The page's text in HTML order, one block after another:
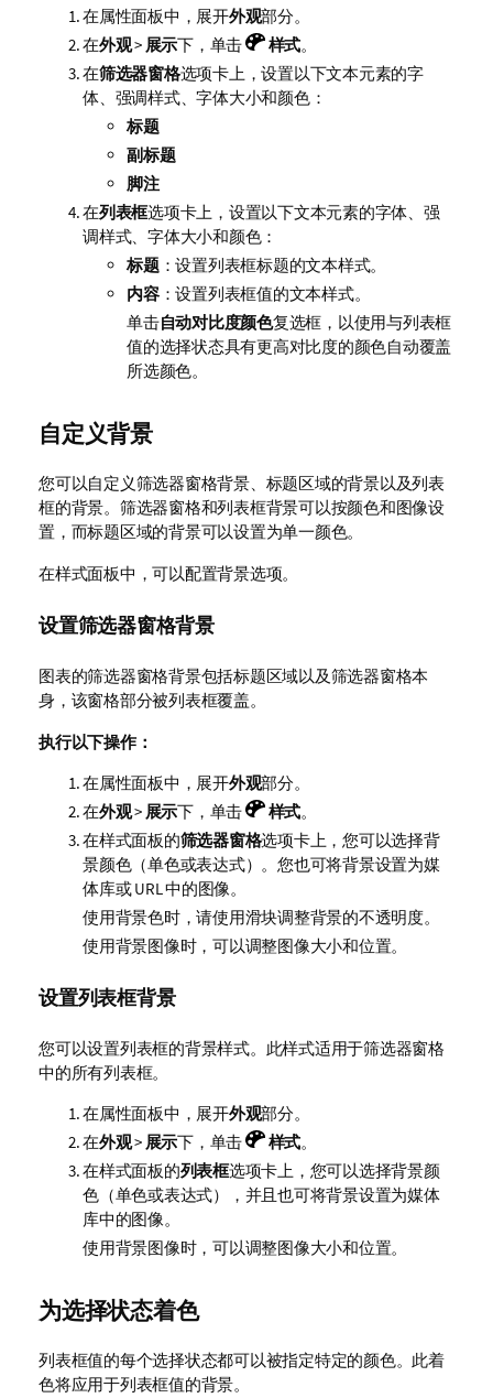
在属性面板中，展开外观部分。
在外观> 展示下，单击 样式。
在筛选器窗格选项卡上，设置以下文本元素的字
体、强调样式、字体大小和颜色：
标题
副标题
脚注
在列表框选项卡上，设置以下文本元素的字体、强
调样式、字体大小和颜色：
标题：设置列表框标题的文本样式。
内容：设置列表框值的文本样式。
单击自动对比度颜色复选框，以使用与列表框
值的选择状态具有更高对比度的颜色自动覆盖
所选颜色。
自定义背景
您可以自定义筛选器窗格背景、标题区域的背景以及列表
框的背景。筛选器窗格和列表框背景可以按颜色和图像设
置，而标题区域的背景可以设置为单一颜色。
在样式面板中，可以配置背景选项。
设置筛选器窗格背景
图表的筛选器窗格背景包括标题区域以及筛选器窗格本
身，该窗格部分被列表框覆盖。
执行以下操作：
在属性面板中，展开外观部分。
在外观> 展示下，单击 样式。
在样式面板的筛选器窗格选项卡上，您可以选择背
景颜色（单色或表达式）。您也可将背景设置为媒
体库或 URL 中的图像。
使用背景色时，请使用滑块调整背景的不透明度。
使用背景图像时，可以调整图像大小和位置。
设置列表框背景
您可以设置列表框的背景样式。此样式适用于筛选器窗格
中的所有列表框。
在属性面板中，展开外观部分。
在外观> 展示下，单击 样式。
在样式面板的列表框选项卡上，您可以选择背景颜
色（单色或表达式），并且也可将背景设置为媒体
库中的图像。
使用背景图像时，可以调整图像大小和位置。
为选择状态着色
列表框值的每个选择状态都可以被指定特定的颜色。此着
色将应用于列表框值的背景。